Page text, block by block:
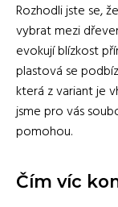
Rozhodli jste se,
vybrat mezi
evokují blízkost
plastová se
která z variant je
jsme pro vás
pomohou.
Čím víc